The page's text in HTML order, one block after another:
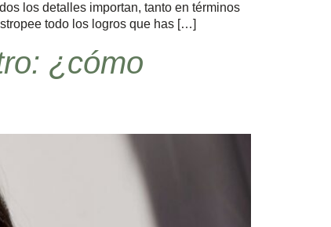
los detalles importan, tanto en términos
todo los logros que has […]
¿cómo